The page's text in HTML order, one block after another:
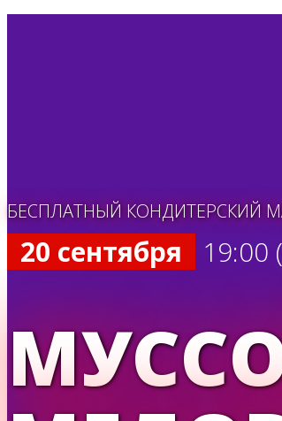
БЕСПЛАТНЫЙ КОНДИТЕРСКИЙ
20 сентября 19:00